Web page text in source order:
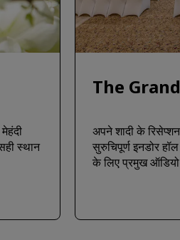
स्थान
The
अपने शादी के
सुरुचिपूर्ण इनडोर
के लिए प्रमुख